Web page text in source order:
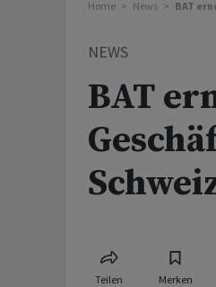
Home News BAT
NEWS
BAT
Teilen Merken